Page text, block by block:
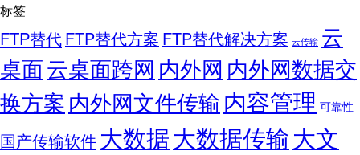
标签
FTP替代FTP替代方案 FTP替代解决方案 云传输 云
桌面云桌面跨网 内外网 内外网数据交
换方案内外网文件传输内容管理 可靠性
国产传输软件 大数据大数据传输大文